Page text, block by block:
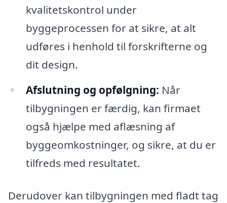
kvalitetskontrol under
byggeprocessen for at sikre, at alt
udføres i henhold til forskrifterne og
dit design.
Afslutning og opfølgning: Når
tilbygningen er færdig, kan firmaet
også hjælpe med aflæsning af
byggeomkostninger, og sikre, at du er
tilfreds med resultatet.
Derudover kan tilbygningen med fladt tag